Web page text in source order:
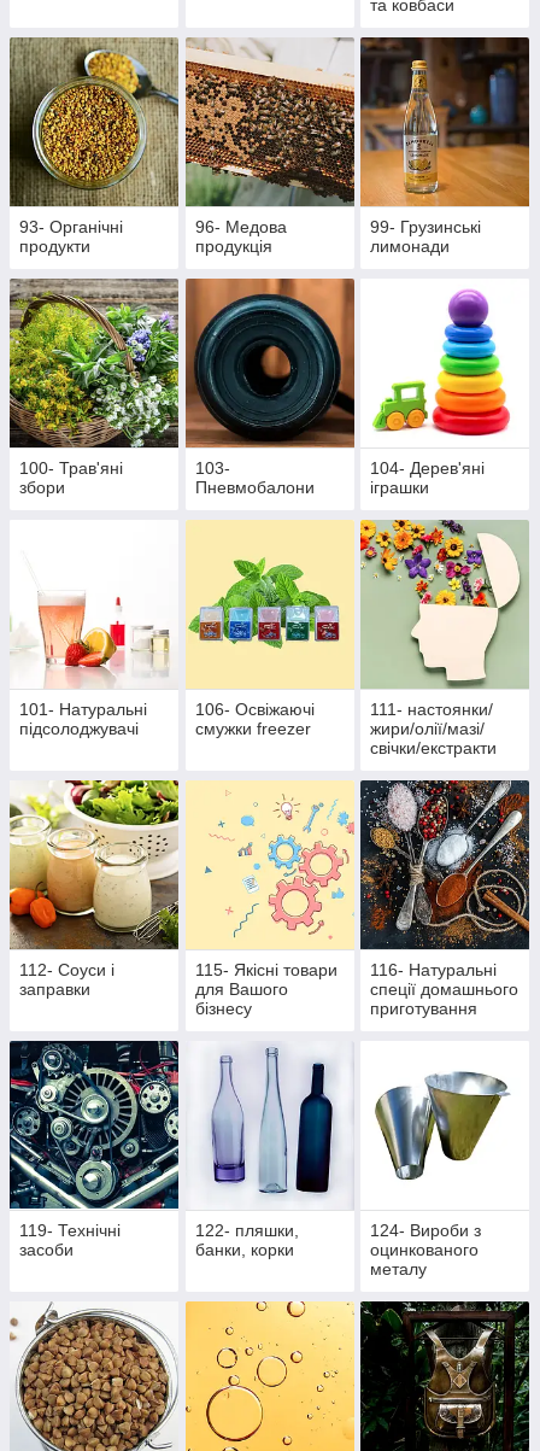
та ковбаси
93- Органічні
продукти
96- Медова
продукція
99- Грузинські
лимонади
100- Трав'яні
збори
103-
Пневмобалони
104- Дерев'яні
іграшки
101- Натуральні
підсолоджувачі
106- Освіжаючі
смужки freezer
111- настоянки/
жири/олії/мазі/
свічки/екстракти
112- Соуси і
заправки
115- Якісні товари
для Вашого
бізнесу
116- Натуральні
спеції домашнього
приготування
119- Технічні
засоби
122- пляшки,
банки, корки
124- Вироби з
оцинкованого
металу